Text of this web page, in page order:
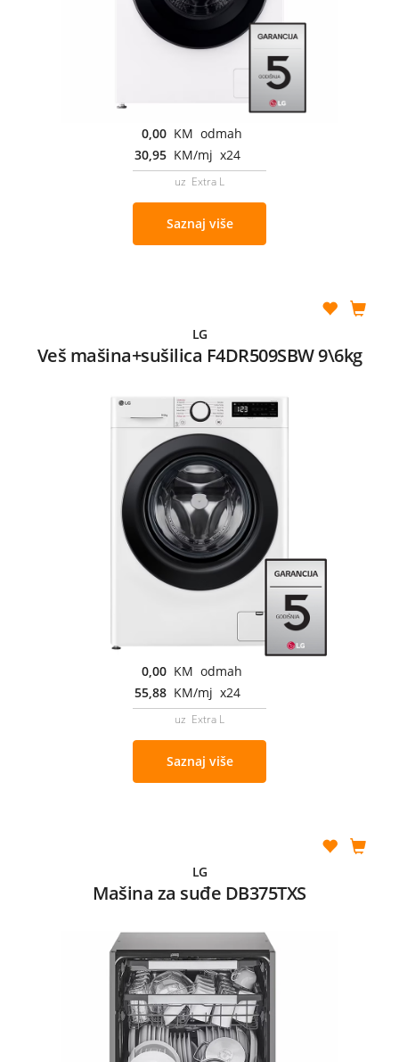
0,00 KM odmah
30,95 KM/mj x24
uz Extra L
Saznaj više
LG
Veš mašina+sušilica F4DR509SBW 9\6kg
0,00 KM odmah
55,88 KM/mj x24
uz Extra L
Saznaj više
LG
Mašina za suđe DB375TXS